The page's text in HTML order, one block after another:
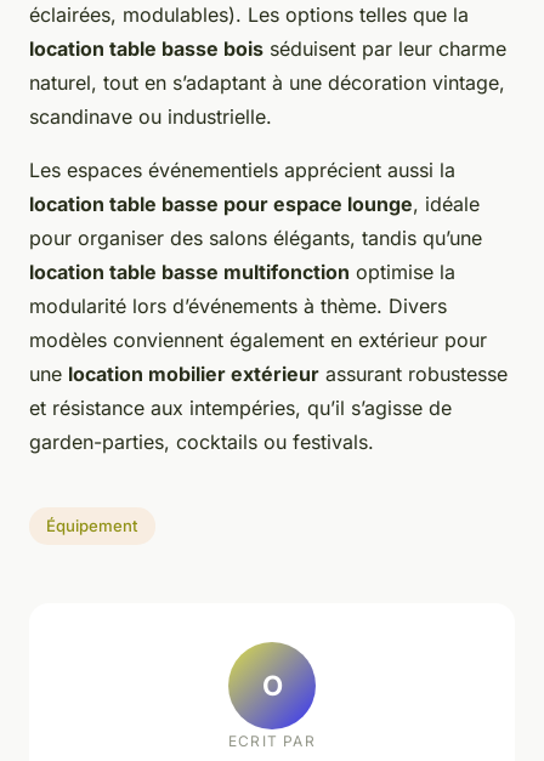
éclairées, modulables). Les options telles que la
location table basse bois séduisent par leur charme
naturel, tout en s’adaptant à une décoration vintage,
scandinave ou industrielle.
Les espaces événementiels apprécient aussi la
location table basse pour espace lounge, idéale
pour organiser des salons élégants, tandis qu’une
location table basse multifonction optimise la
modularité lors d’événements à thème. Divers
modèles conviennent également en extérieur pour
une location mobilier extérieur assurant robustesse
et résistance aux intempéries, qu’il s’agisse de
garden-parties, cocktails ou festivals.
Équipement
O
ECRIT PAR